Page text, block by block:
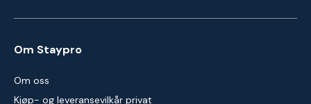
Om Staypro
Om oss
Kjøp- og leveransevilkår privat